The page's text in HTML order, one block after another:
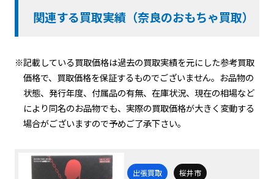
関連する買取実績（奈良のおもちゃ買取）
※記載している買取価格は過去の買取実績を元にした参考買取
価格で、買取価格を保証するものでございません。お品物の
状態、発行年度、付属品の有無、在庫状況、現在の相場など
により同名のお品物でも、実際の買取価格が大きく変動する
場合がございますので予めご了承下さい。
出張買取 桜井市